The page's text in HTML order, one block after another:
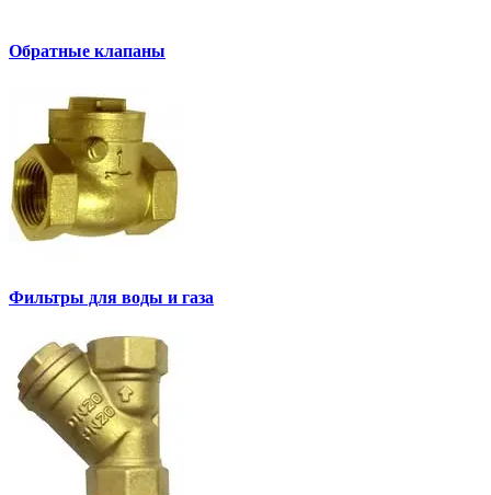
Обратные клапаны
Фильтры для воды и газа